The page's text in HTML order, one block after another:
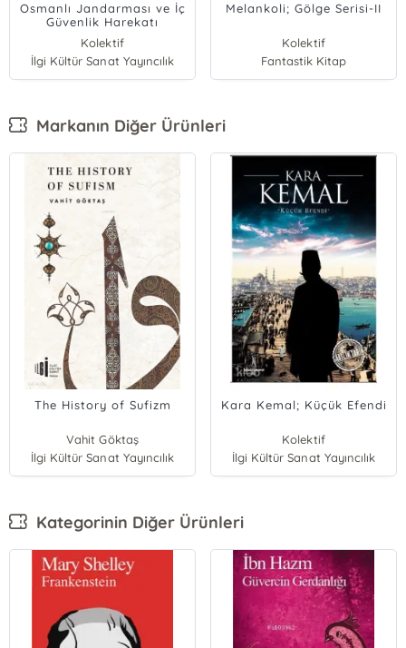
Osmanlı Jandarması ve İç
Güvenlik Harekatı
Kolektif
İlgi Kültür Sanat Yayıncılık
Melankoli; Gölge Serisi-II
Kolektif
Fantastik Kitap
Markanın Diğer Ürünleri
The History of Sufizm
Vahit Göktaş
İlgi Kültür Sanat Yayıncılık
Kara Kemal; Küçük Efendi
Kolektif
İlgi Kültür Sanat Yayıncılık
Kategorinin Diğer Ürünleri